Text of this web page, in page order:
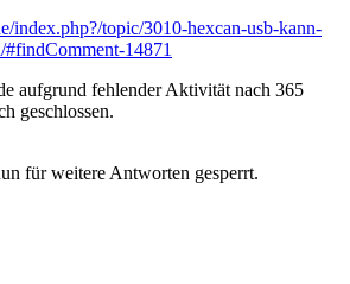
index.php?/topic/3010-hexcan-usb-kann-
14871
aufgrund fehlender Aktivität nach 365
geschlossen.
für weitere Antworten gesperrt.